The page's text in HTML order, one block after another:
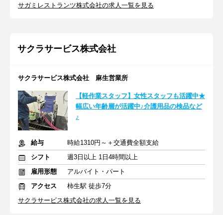
サガミレストランツ株式会社の求人一覧を見る
サクラサービス株式会社
サクラサービス株式会社 麻生営業所
【軽作業スタッフ】女性スタッフも活躍中★
幅広い年齢層が活躍中♪介護用品の検品など
♪
給与
時給1310円～＋交通費全額支給
シフト
週3日以上 1日4時間以上
雇用形態
アルバイト・パート
アクセス
柿生駅 徒歩7分
サクラサービス株式会社の求人一覧を見る